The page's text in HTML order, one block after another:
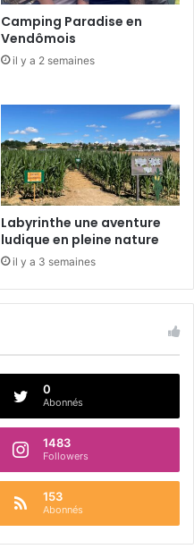
Camping Paradise en
Vendômois
il y a 2 semaines
Labyrinthe une aventure
ludique en pleine nature
il y a 3 semaines
0
Abonnés
1483
Followers
153
Abonnés